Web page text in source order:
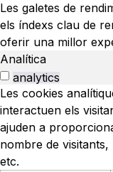
Les galetes de
els índexs clau de
oferir una millor
Analítica
analytics
Les cookies
interactuen els
ajuden a
nombre de
etc.